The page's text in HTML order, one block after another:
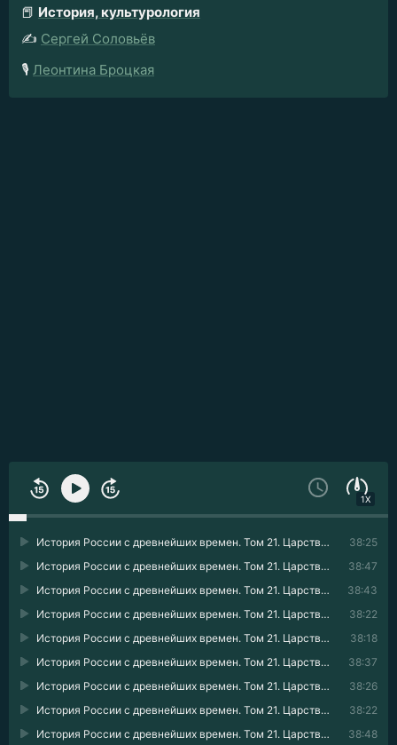
📕 История, культурология
✍️ Сергей Соловьёв
🎙️ Леонтина Броцкая
1X
38:25
История России с древнейших времен. Том 21. Царствование императрицы Елисаветы Петровны. 1740–1744 гг. 01
38:47
История России с древнейших времен. Том 21. Царствование императрицы Елисаветы Петровны. 1740–1744 гг. 02
38:43
История России с древнейших времен. Том 21. Царствование императрицы Елисаветы Петровны. 1740–1744 гг. 03
38:22
История России с древнейших времен. Том 21. Царствование императрицы Елисаветы Петровны. 1740–1744 гг. 04
38:18
История России с древнейших времен. Том 21. Царствование императрицы Елисаветы Петровны. 1740–1744 гг. 05
38:37
История России с древнейших времен. Том 21. Царствование императрицы Елисаветы Петровны. 1740–1744 гг. 06
38:26
История России с древнейших времен. Том 21. Царствование императрицы Елисаветы Петровны. 1740–1744 гг. 07
38:22
История России с древнейших времен. Том 21. Царствование императрицы Елисаветы Петровны. 1740–1744 гг. 08
38:48
История России с древнейших времен. Том 21. Царствование императрицы Елисаветы Петровны. 1740–1744 гг. 09